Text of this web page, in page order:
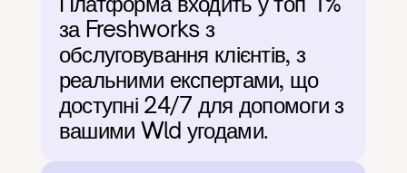
за Freshworks з
обслуговування клієнтів, з
реальними експертами, що
доступні 24/7 для допомоги з
вашими Wld угодами.